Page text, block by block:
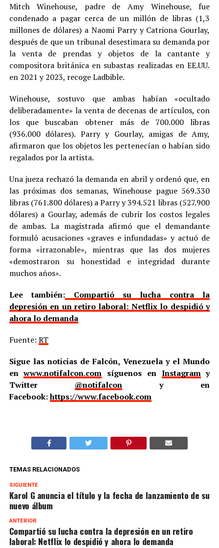
Mitch Winehouse, padre de Amy Winehouse, fue
condenado a pagar cerca de un millón de libras (1,3
millones de dólares) a Naomi Parry y Catriona Gourlay,
después de que un tribunal desestimara su demanda por
la venta de prendas y objetos de la cantante y
compositora británica en subastas realizadas en EE.UU.
en 2021 y 2023, recoge Ladbible.
Winehouse, sostuvo que ambas habían «ocultado
deliberadamente» la venta de decenas de artículos, con
los que buscaban obtener más de 700.000 libras
(936.000 dólares). Parry y Gourlay, amigas de Amy,
afirmaron que los objetos les pertenecían o habían sido
regalados por la artista.
Una jueza rechazó la demanda en abril y ordenó que, en
las próximas dos semanas, Winehouse pague 569.330
libras (761.800 dólares) a Parry y 394.521 libras (527.900
dólares) a Gourlay, además de cubrir los costos legales
de ambas. La magistrada afirmó que el demandante
formuló acusaciones «graves e infundadas» y actuó de
forma «irrazonable», mientras que las dos mujeres
«demostraron su honestidad e integridad durante
muchos años».
Lee también: Compartió su lucha contra la
depresión en un retiro laboral: Netflix lo despidió y
ahora lo demanda
Fuente: RT
Sigue las noticias de Falcón, Venezuela y el Mundo
enwww.notifalcon.com síguenos en Instagramy
Twitter @notifalcony en
Facebook:https://www.facebook.com
TEMAS RELACIONADOS
SIGUIENTE
Karol G anuncia el título y la fecha de lanzamiento de su
nuevo álbum
ANTERIOR
Compartió su lucha contra la depresión en un retiro
laboral: Netflix lo despidió y ahora lo demanda